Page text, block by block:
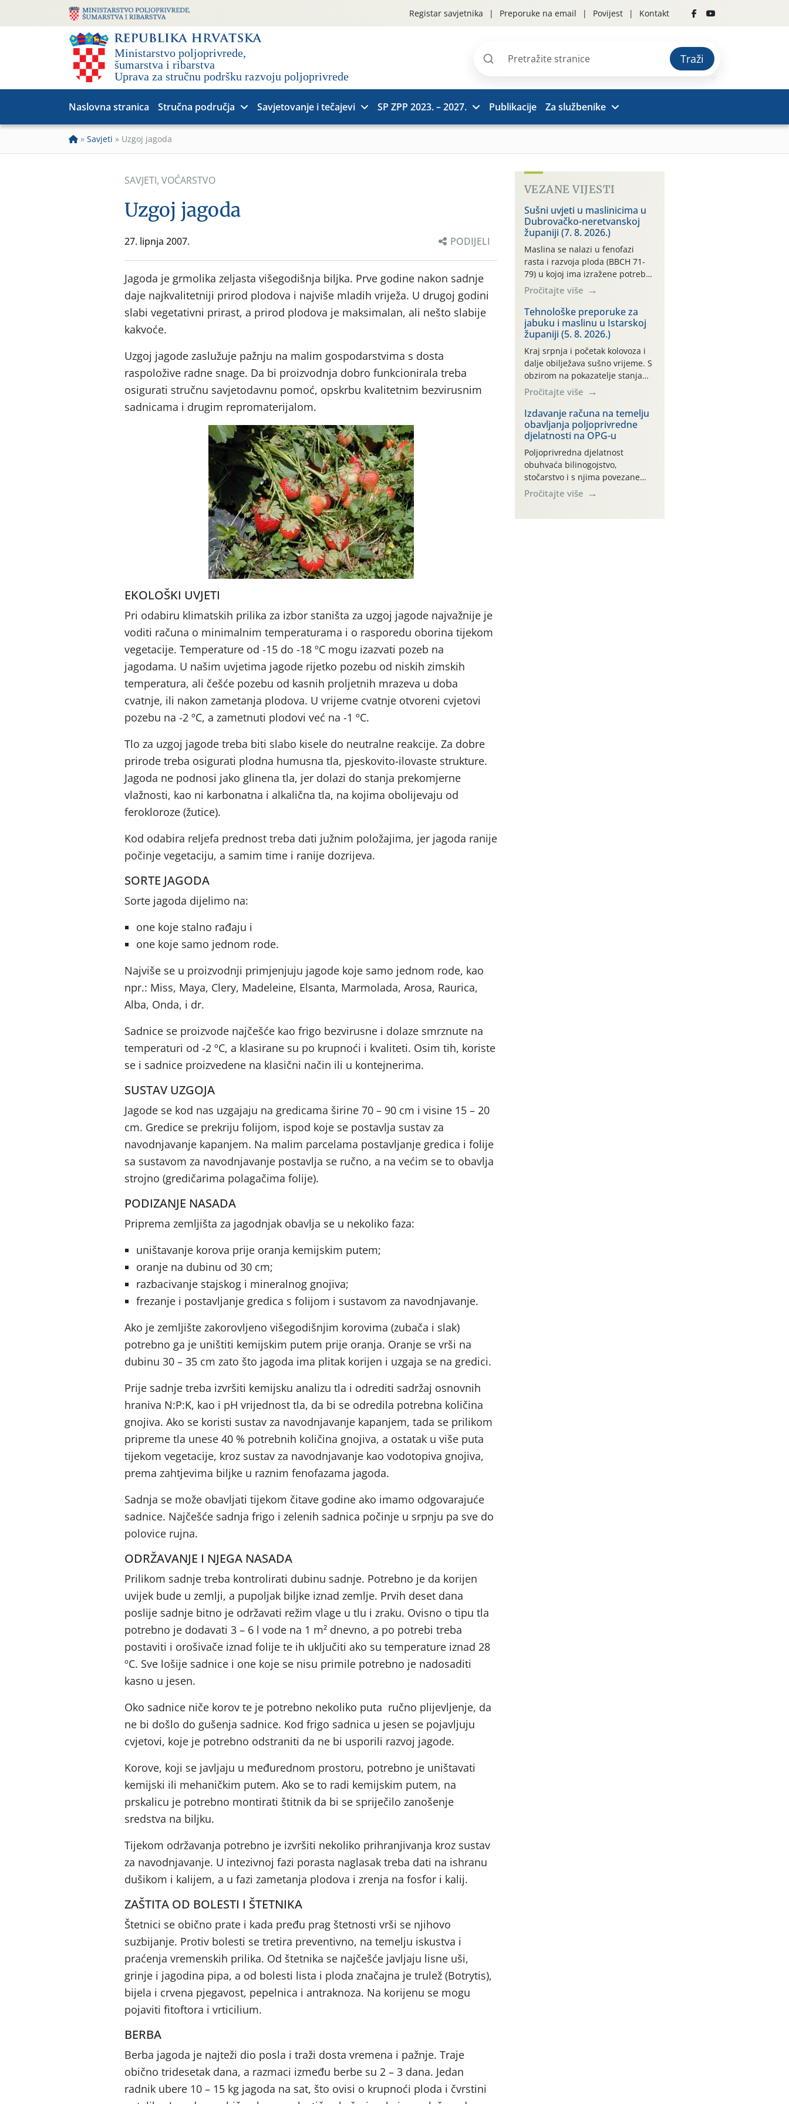
Registar savjetnika Preporuke na email Povijest Kontakt
Pretraži
Traži
Naslovna stranica Stručna područja Savjetovanje i tečajevi SP ZPP 2023. – 2027. Publikacije Za službenike
» Savjeti » Uzgoj jagoda
SAVJETI, VOĆARSTVO
Uzgoj jagoda
27. lipnja 2007. PODIJELI
Jagoda je grmolika zeljasta višegodišnja biljka. Prve godine nakon sadnje
daje najkvalitetniji prirod plodova i najviše mladih vriježa. U drugoj godini
slabi vegetativni prirast, a prirod plodova je maksimalan, ali nešto slabije
kakvoće.
Uzgoj jagode zaslužuje pažnju na malim gospodarstvima s dosta
raspoložive radne snage. Da bi proizvodnja dobro funkcionirala treba
osigurati stručnu savjetodavnu pomoć, opskrbu kvalitetnim bezvirusnim
sadnicama i drugim repromaterijalom.
EKOLOŠKI UVJETI
Pri odabiru klimatskih prilika za izbor staništa za uzgoj jagode najvažnije je
voditi računa o minimalnim temperaturama i o rasporedu oborina tijekom
vegetacije. Temperature od -15 do -18 ºC mogu izazvati pozeb na
jagodama. U našim uvjetima jagode rijetko pozebu od niskih zimskih
temperatura, ali češće pozebu od kasnih proljetnih mrazeva u doba
cvatnje, ili nakon zametanja plodova. U vrijeme cvatnje otvoreni cvjetovi
pozebu na -2 ºC, a zametnuti plodovi već na -1 ºC.
Tlo za uzgoj jagode treba biti slabo kisele do neutralne reakcije. Za dobre
prirode treba osigurati plodna humusna tla, pjeskovito-ilovaste strukture.
Jagoda ne podnosi jako glinena tla, jer dolazi do stanja prekomjerne
vlažnosti, kao ni karbonatna i alkalična tla, na kojima obolijevaju od
ferokloroze (žutice).
Kod odabira reljefa prednost treba dati južnim položajima, jer jagoda ranije
počinje vegetaciju, a samim time i ranije dozrijeva.
SORTE JAGODA
Sorte jagoda dijelimo na:
one koje stalno rađaju i
one koje samo jednom rode.
Najviše se u proizvodnji primjenjuju jagode koje samo jednom rode, kao
npr.: Miss, Maya, Clery, Madeleine, Elsanta, Marmolada, Arosa, Raurica,
Alba, Onda, i dr.
Sadnice se proizvode najčešće kao frigo bezvirusne i dolaze smrznute na
temperaturi od -2 ºC, a klasirane su po krupnoći i kvaliteti. Osim tih, koriste
se i sadnice proizvedene na klasični način ili u kontejnerima.
SUSTAV UZGOJA
Jagode se kod nas uzgajaju na gredicama širine 70 – 90 cm i visine 15 – 20
cm. Gredice se prekriju folijom, ispod koje se postavlja sustav za
navodnjavanje kapanjem. Na malim parcelama postavljanje gredica i folije
sa sustavom za navodnjavanje postavlja se ručno, a na većim se to obavlja
strojno (gredičarima polagačima folije).
PODIZANJE NASADA
Priprema zemljišta za jagodnjak obavlja se u nekoliko faza:
uništavanje korova prije oranja kemijskim putem;
oranje na dubinu od 30 cm;
razbacivanje stajskog i mineralnog gnojiva;
frezanje i postavljanje gredica s folijom i sustavom za navodnjavanje.
Ako je zemljište zakorovljeno višegodišnjim korovima (zubača i slak)
potrebno ga je uništiti kemijskim putem prije oranja. Oranje se vrši na
dubinu 30 – 35 cm zato što jagoda ima plitak korijen i uzgaja se na gredici.
Prije sadnje treba izvršiti kemijsku analizu tla i odrediti sadržaj osnovnih
hraniva N:P:K, kao i pH vrijednost tla, da bi se odredila potrebna količina
gnojiva. Ako se koristi sustav za navodnjavanje kapanjem, tada se prilikom
pripreme tla unese 40 % potrebnih količina gnojiva, a ostatak u više puta
tijekom vegetacije, kroz sustav za navodnjavanje kao vodotopiva gnojiva,
prema zahtjevima biljke u raznim fenofazama jagoda.
Sadnja se može obavljati tijekom čitave godine ako imamo odgovarajuće
sadnice. Najčešće sadnja frigo i zelenih sadnica počinje u srpnju pa sve do
polovice rujna.
ODRŽAVANJE I NJEGA NASADA
Prilikom sadnje treba kontrolirati dubinu sadnje. Potrebno je da korijen
uvijek bude u zemlji, a pupoljak biljke iznad zemlje. Prvih deset dana
poslije sadnje bitno je održavati režim vlage u tlu i zraku. Ovisno o tipu tla
potrebno je dodavati 3 – 6 l vode na 1 m² dnevno, a po potrebi treba
postaviti i orošivače iznad folije te ih uključiti ako su temperature iznad 28
ºC. Sve lošije sadnice i one koje se nisu primile potrebno je nadosaditi
kasno u jesen.
Oko sadnice niče korov te je potrebno nekoliko puta ručno plijevljenje, da
ne bi došlo do gušenja sadnice. Kod frigo sadnica u jesen se pojavljuju
cvjetovi, koje je potrebno odstraniti da ne bi usporili razvoj jagode.
Korove, koji se javljaju u međurednom prostoru, potrebno je uništavati
kemijski ili mehaničkim putem. Ako se to radi kemijskim putem, na
prskalicu je potrebno montirati štitnik da bi se spriječilo zanošenje
sredstva na biljku.
Tijekom održavanja potrebno je izvršiti nekoliko prihranjivanja kroz sustav
za navodnjavanje. U intezivnoj fazi porasta naglasak treba dati na ishranu
dušikom i kalijem, a u fazi zametanja plodova i zrenja na fosfor i kalij.
ZAŠTITA OD BOLESTI I ŠTETNIKA
Štetnici se obično prate i kada pređu prag štetnosti vrši se njihovo
suzbijanje. Protiv bolesti se tretira preventivno, na temelju iskustva i
praćenja vremenskih prilika. Od štetnika se najčešće javljaju lisne uši,
grinje i jagodina pipa, a od bolesti lista i ploda značajna je trulež (Botrytis),
bijela i crvena pjegavost, pepelnica i antraknoza. Na korijenu se mogu
pojaviti fitoftora i vrticilium.
BERBA
Berba jagoda je najteži dio posla i traži dosta vremena i pažnje. Traje
obično tridesetak dana, a razmaci između berbe su 2 – 3 dana. Jedan
radnik ubere 10 – 15 kg jagoda na sat, što ovisi o krupnoći ploda i čvrstini
VEZANE VIJESTI
Sušni uvjeti u maslinicima u
Dubrovačko-neretvanskoj
županiji (7. 8. 2026.)
Maslina se nalazi u fenofazi
rasta i razvoja ploda (BBCH 71-
79) u kojoj ima izražene potrebe
za vodom. Dugo razdoblje bez
značajnijih oborina uz
konstantno visoke temperature
negativno utječe na rast i razvoj
ploda, a takvo sušno razdoblje će
se nastaviti. Primjeri
temperatura na poluotoku
Pelješcu: 13.07. do 19.07.2026.
[…]
Pročitajte više
Tehnološke preporuke za
jabuku i maslinu u Istarskoj
županiji (5. 8. 2026.)
Kraj srpnja i početak kolovoza i
dalje obilježava sušno vrijeme. S
obzirom na pokazatelje stanja
vlage u tlu (na svim praćenim
meteorološkim stanicama kreće
se oko maksimalne vrijednosti od
cb 200) jabuke se još i dobro,
vizualno, drže. To, međutim, ne
umanjuje dugoročni negativan
učinak stresa na biljke, koji, ako
se on ponavlja više godina […]
Pročitajte više
Izdavanje računa na temelju
obavljanja poljoprivredne
djelatnosti na OPG-u
Poljoprivredna djelatnost
obuhvaća bilinogojstvo,
stočarstvo i s njima povezane
uslužne djelatnosti. Prema
Nacionalnoj klasifikaciji
Pročitajte više